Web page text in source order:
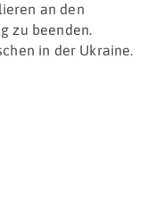
an den
zu beenden.
in der Ukraine.